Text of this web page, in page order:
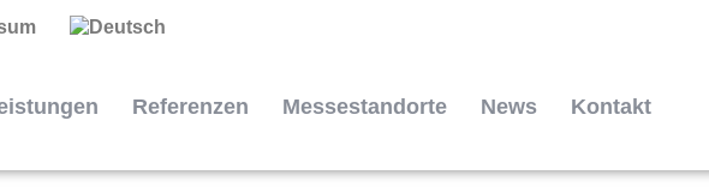
Referenzen Messestandorte News Kontakt